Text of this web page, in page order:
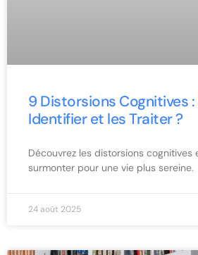
9 Distorsions Cognitives
Identifier et les Traiter ?
Découvrez les distorsions cognitives
surmonter pour une vie plus sereine.
24 août 2025